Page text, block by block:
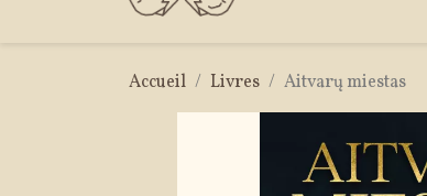
Accueil Livres Aitvarų miestas